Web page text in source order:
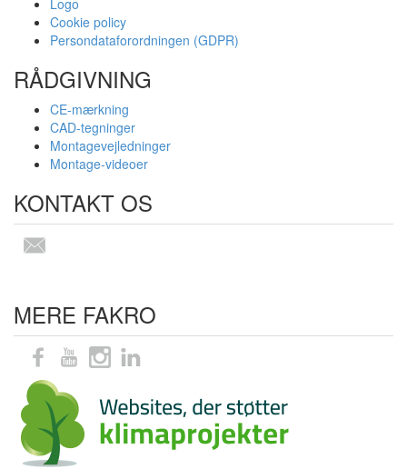
Logo
Cookie policy
Persondataforordningen (GDPR)
RÅDGIVNING
CE-mærkning
CAD-tegninger
Montagevejledninger
Montage-videoer
KONTAKT OS
MERE FAKRO